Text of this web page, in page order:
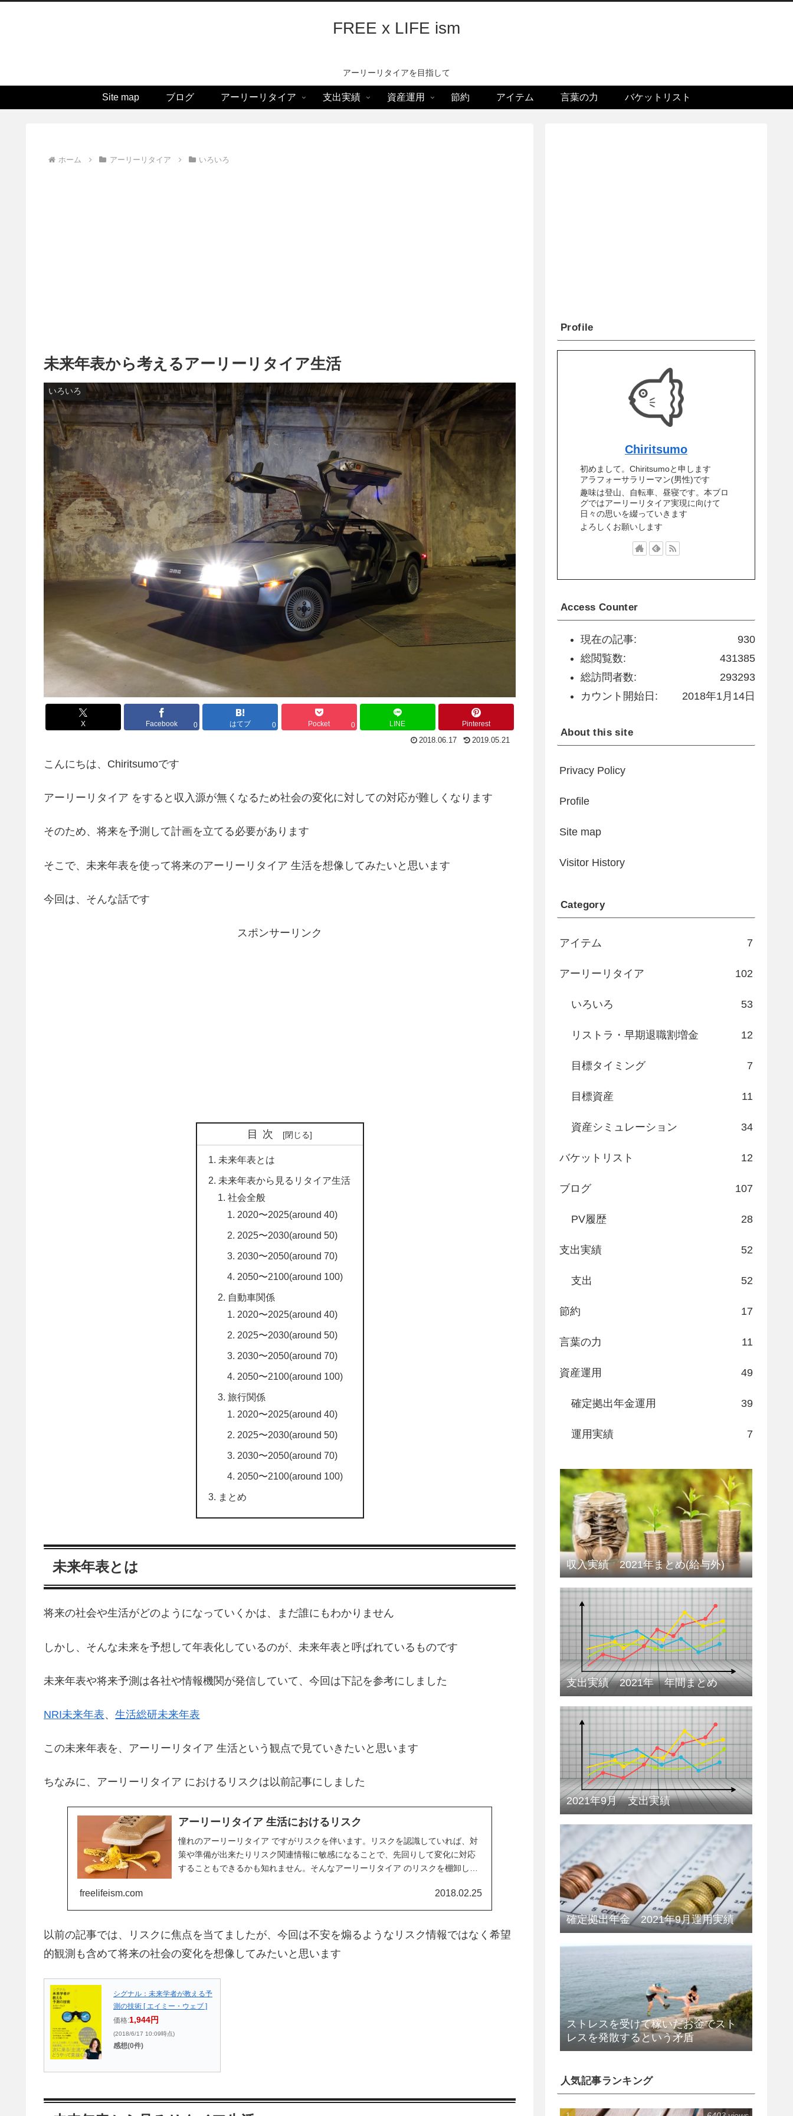
FREE x LIFE ism
アーリーリタイアを目指して
Site map ブログ アーリーリタイア 支出実績 資産運用 節約 アイテム 言葉の力 バケットリスト
ホーム アーリーリタイア いろいろ
未来年表から考えるアーリーリタイア生活
いろいろ
X Facebook 0 はてブ 0 Pocket 0 LINE Pinterest
2018.06.17 2019.05.21
こんにちは、Chiritsumoです
アーリーリタイア をすると収入源が無くなるため社会の変化に対しての対応が難しくなります
そのため、将来を予測して計画を立てる必要があります
そこで、未来年表を使って将来のアーリーリタイア 生活を想像してみたいと思います
今回は、そんな話です
スポンサーリンク
目次
未来年表とは
未来年表から見るリタイア生活
社会全般
2020〜2025(around 40)
2025〜2030(around 50)
2030〜2050(around 70)
2050〜2100(around 100)
自動車関係
2020〜2025(around 40)
2025〜2030(around 50)
2030〜2050(around 70)
2050〜2100(around 100)
旅行関係
2020〜2025(around 40)
2025〜2030(around 50)
2030〜2050(around 70)
2050〜2100(around 100)
まとめ
未来年表とは
将来の社会や生活がどのようになっていくかは、まだ誰にもわかりません
しかし、そんな未来を予想して年表化しているのが、未来年表と呼ばれているものです
未来年表や将来予測は各社や情報機関が発信していて、今回は下記を参考にしました
NRI未来年表、 生活総研未来年表
この未来年表を、アーリーリタイア 生活という観点で見ていきたいと思います
ちなみに、アーリーリタイア におけるリスクは以前記事にしました
アーリーリタイア 生活におけるリスク
憧れのアーリーリタイア ですがリスクを伴います。リスクを認識していれば、対
策や準備が出来たりリスク関連情報に敏感になることで、先回りして変化に対応
することもできるかも知れません。そんなアーリーリタイア のリスクを棚卸しし
freelifeism.com 2018.02.25
以前の記事では、リスクに焦点を当てましたが、今回は不安を煽るようなリスク情報ではなく希望
的観測も含めて将来の社会の変化を想像してみたいと思います
シグナル：未来学者が教える予
測の技術 [ エイミー・ウェブ ]
価格:1,944円
(2018/6/17 10:09時点)
感想(0件)
Profile
Chiritsumo
初めまして。Chiritsumoと申します
アラフォーサラリーマン(男性)です
趣味は登山、自転車、昼寝です。本ブロ
グではアーリーリタイア実現に向けて
日々の思いを綴っていきます
よろしくお願いします
Access Counter
930
現在の記事:
431385
総閲覧数:
293293
総訪問者数:
2018年1月14日
カウント開始日:
About this site
Privacy Policy
Profile
Site map
Visitor History
Category
アイテム 7
アーリーリタイア 102
いろいろ 53
リストラ・早期退職割増金 12
目標タイミング 7
目標資産 11
資産シミュレーション 34
バケットリスト 12
ブログ 107
PV履歴 28
支出実績 52
支出 52
節約 17
言葉の力 11
資産運用 49
確定拠出年金運用 39
運用実績 7
収入実績 2021年まとめ(給与外)
支出実績 2021年 年間まとめ
2021年9月 支出実績
確定拠出年金 2021年9月運用実績
ストレスを受けて稼いだお金でスト
レスを発散するという矛盾
人気記事ランキング